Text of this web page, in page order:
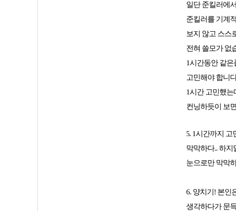
일단 준킬러에
준킬러를 기계
보지 않고 스스
전혀 쓸모가 없
1시간동안 같은
고민해야 합니
1시간 고민했
컨닝하듯이 보
5. 1시간까지 고
막막하다.. 하지
눈으로만 막막
6. 양치기! 본인
생각하다가 문